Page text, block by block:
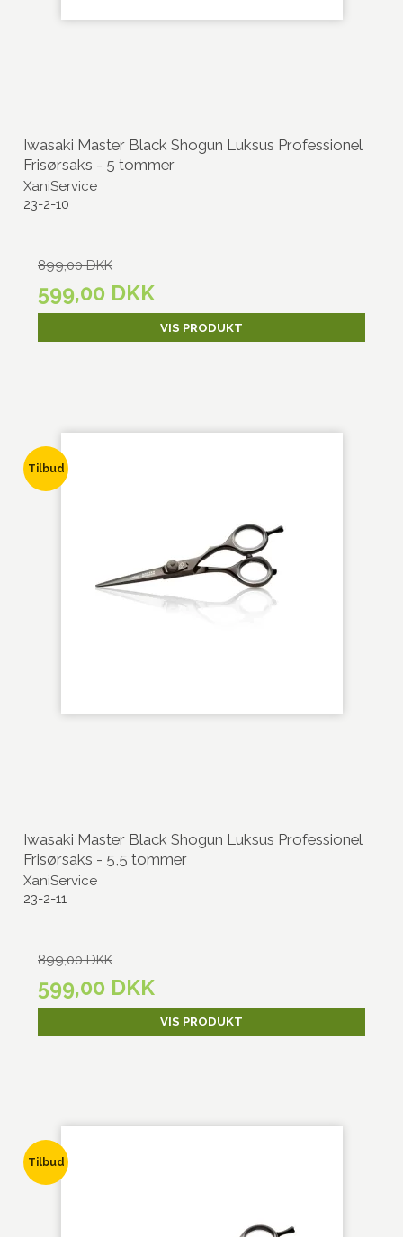
Iwasaki Master Black Shogun Luksus Professionel
Frisørsaks - 5 tommer
XaniService
23-2-10
899,00 DKK
599,00 DKK
VIS PRODUKT
Tilbud
Iwasaki Master Black Shogun Luksus Professionel
Frisørsaks - 5,5 tommer
XaniService
23-2-11
899,00 DKK
599,00 DKK
VIS PRODUKT
Tilbud